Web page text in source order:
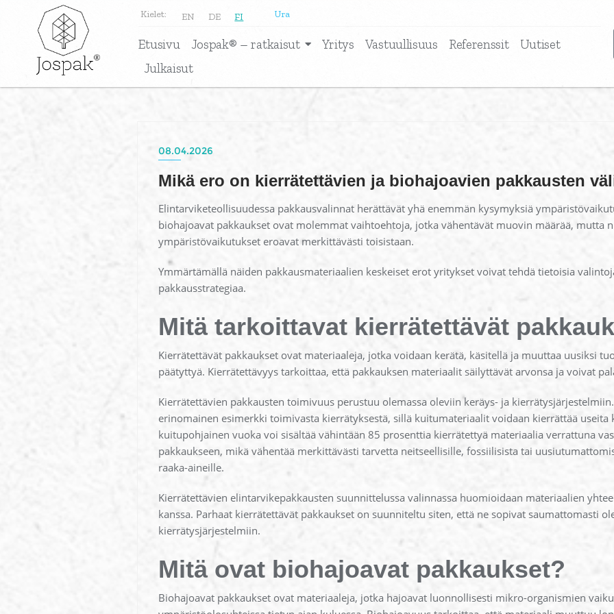
Kielet: EN DE FI Ura
Etusivu Jospak® – ratkaisut Yritys Vastuullisuus Referenssit
Uutiset
Julkaisut
08.04.2026
Mikä ero on kierrätettävien ja biohajoavien pakkausten
Elintarviketeollisuudessa pakkausvalinnat herättävät yhä enemmän kysymyksiä
biohajoavat pakkaukset ovat molemmat vaihtoehtoja, jotka vähentävät muovin määrää, mutta
ympäristövaikutukset eroavat merkittävästi toisistaan.
Ymmärtämällä näiden pakkausmateriaalien keskeiset erot yritykset voivat tehdä tietoisia
pakkausstrategiaa.
Mitä tarkoittavat kierrätettävät
Kierrätettävät pakkaukset ovat materiaaleja, jotka voidaan kerätä, käsitellä ja muuttaa uusiksi
päätyttyä. Kierrätettävyys tarkoittaa, että pakkauksen materiaalit säilyttävät arvonsa ja voivat
Kierrätettävien pakkausten toimivuus perustuu olemassa oleviin keräys- ja
erinomainen esimerkki toimivasta kierrätyksestä, sillä kuitumateriaalit voidaan kierrättää useita
kuitupohjainen vuoka voi sisältää vähintään 85 prosenttia kierrätettyä materiaalia verrattuna
pakkaukseen, mikä vähentää merkittävästi tarvetta neitseellisille, fossiilisista tai
raaka-aineille.
Kierrätettävien elintarvikepakkausten suunnittelussa valinnassa huomioidaan materiaalien
kanssa. Parhaat kierrätettävät pakkaukset on suunniteltu siten, että ne sopivat saumattomasti
kierrätysjärjestelmiin.
Mitä ovat biohajoavat pakkaukset?
Biohajoavat pakkaukset ovat materiaaleja, jotka hajoavat luonnollisesti mikro-organismien